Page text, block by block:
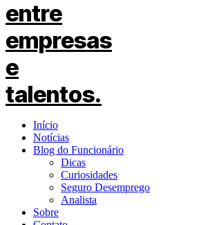
Início
Notícias
Blog do Funcionário
Dicas
Curiosidades
Seguro Desemprego
Analista
Sobre